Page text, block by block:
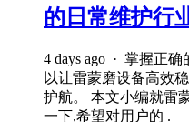
的日常维护行
4 days ago · 掌握正
以让雷蒙磨设备高效
护航。 本文小编就雷
一下,希望对用户的 .